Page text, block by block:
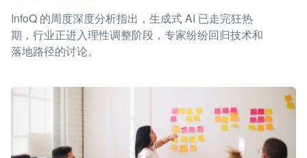
InfoQ 的周度深度分析指出，生成式 AI 已走完狂热
期，行业正进入理性调整阶段，专家纷纷回归技术和
落地路径的讨论。